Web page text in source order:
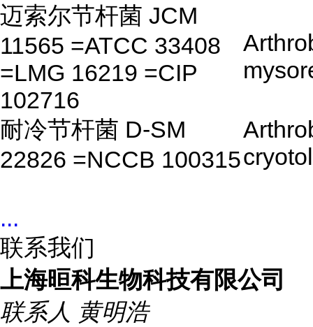
迈索尔节杆菌 JCM
11565 =ATCC 33408
=LMG 16219 =CIP
102716
耐冷节杆菌 D-SM
22826 =NCCB 100315
...
联系我们
上海晅科生物科技有限公司
联系人 黄明浩